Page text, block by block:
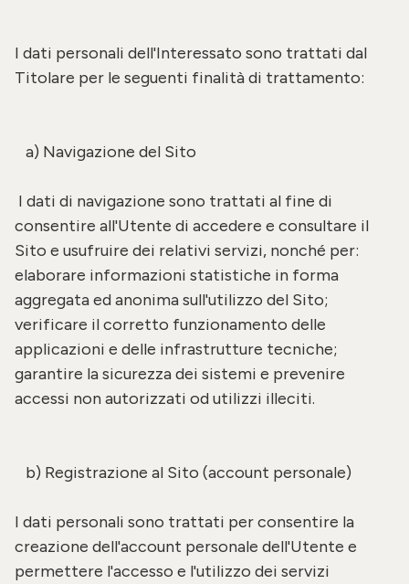
I dati personali dell'Interessato sono trattati dal
Titolare per le seguenti finalità di trattamento:
a) Navigazione del Sito
I dati di navigazione sono trattati al fine di
consentire all'Utente di accedere e consultare il
Sito e usufruire dei relativi servizi, nonché per:
elaborare informazioni statistiche in forma
aggregata ed anonima sull'utilizzo del Sito;
verificare il corretto funzionamento delle
applicazioni e delle infrastrutture tecniche;
garantire la sicurezza dei sistemi e prevenire
accessi non autorizzati od utilizzi illeciti.
b) Registrazione al Sito (account personale)
I dati personali sono trattati per consentire la
creazione dell'account personale dell'Utente e
permettere l'accesso e l'utilizzo dei servizi